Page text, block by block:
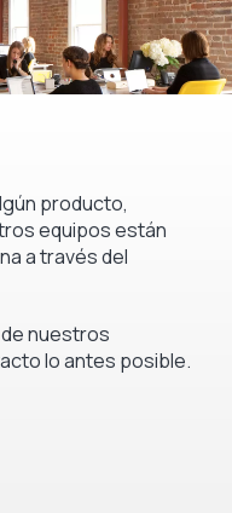
producto,
equipos están
a través del
de nuestros
lo antes posible.